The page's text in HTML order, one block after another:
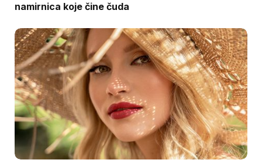
namirnica koje čine čuda